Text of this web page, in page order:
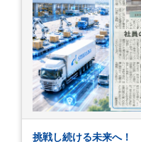
挑戦し続ける未来へ！